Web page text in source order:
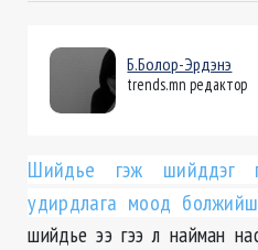
Б.Болор-Эрдэнэ
trends.mn редактор
Шийдье гэж шийддэг
удирдлага моод
шийдье ээ гээ л найман